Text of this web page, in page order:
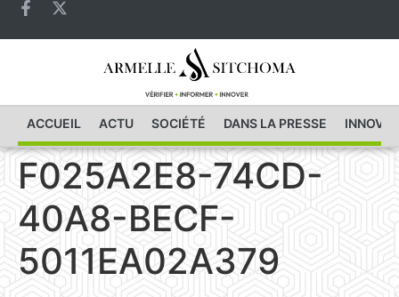
ACCUEIL ACTU SOCIÉTÉ DANS LA PRESSE
F025A2E8-74CD-
40A8-BECF-
5011EA02A379